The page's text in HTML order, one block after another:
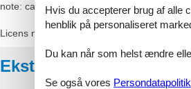
note: car recommended. Residence with
Licens nr.: 06027013047MX
Eksterne anmeldelser
Hvis du accepterer brug af alle
henblik på personaliseret
Du kan når som helst ændre
Se også vores Persondatapolitik